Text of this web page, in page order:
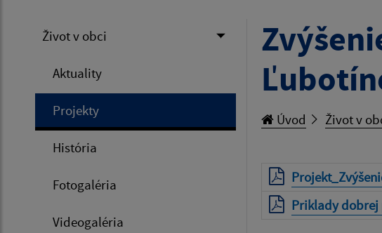
Život v obci
Aktuality
Projekty
História
Fotogaléria
Videogaléria
Úvod Život v
Priklady dobrej